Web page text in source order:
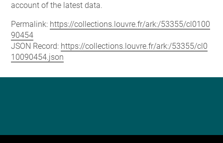
account of the latest data.
Permalink: https://collections.louvre.fr/ark:/53355/cl0100
90454
JSON Record: https://collections.louvre.fr/ark:/53355/cl0
10090454.json